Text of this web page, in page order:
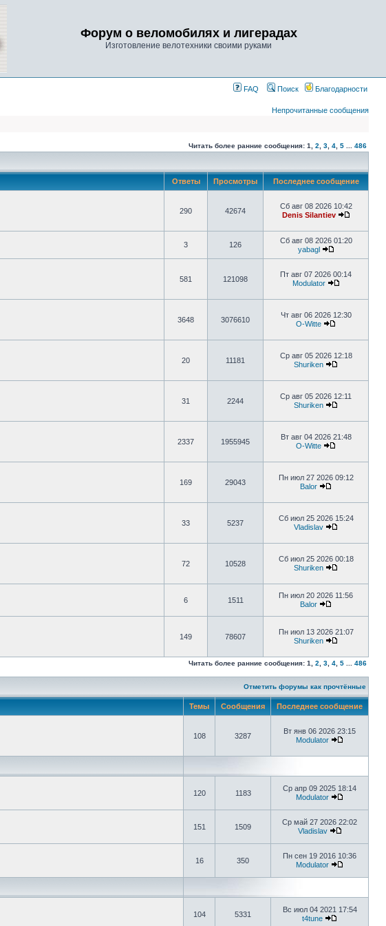
Форум о веломобилях и лигерадах
Изготовление велотехники своими руками
FAQ Поиск Благодарности
Непрочитанные сообщения
Читать более ранние сообщения: 1 2 3 4 5 486
Ответы Просмотры Последнее сообщение
290 42674
Сб авг 08 2026 10:42
Denis Silantiev
3 126
Сб авг 08 2026 01:20
yabagl
581 121098
Пт авг 07 2026 00:14
Modulator
3648 3076610
Чт авг 06 2026 12:30
O-Witte
20 11181
Ср авг 05 2026 12:18
Shuriken
31 2244
Ср авг 05 2026 12:11
Shuriken
2337 1955945
Вт авг 04 2026 21:48
O-Witte
169 29043
Пн июл 27 2026 09:12
Balor
33 5237
Сб июл 25 2026 15:24
Vladislav
72 10528
Сб июл 25 2026 00:18
Shuriken
6 1511
Пн июл 20 2026 11:56
Balor
149 78607
Пн июл 13 2026 21:07
Shuriken
Читать более ранние сообщения: 1 2 3 4 5 486
Отметить форумы как прочтённые
Темы Сообщения Последнее сообщение
108 3287
Вт янв 06 2026 23:15
Modulator
120 1183
Ср апр 09 2025 18:14
Modulator
151 1509
Ср май 27 2026 22:02
Vladislav
16 350
Пн сен 19 2016 10:36
Modulator
104 5331
Вс июл 04 2021 17:54
t4tune